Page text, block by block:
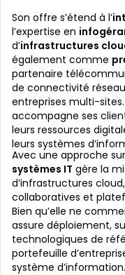
Son offre s’étend à l’
l’expertise en
d’infrastructures
également comme
partenaire
de connectivité
entreprises multi-sites.
accompagne ses
leurs ressources
leurs systèmes
Avec une approche
systèmes IT gère la
d’infrastructures
collaboratives et
Bien qu’elle ne
assure déploiement,
technologiques de
portefeuille
système d’information.